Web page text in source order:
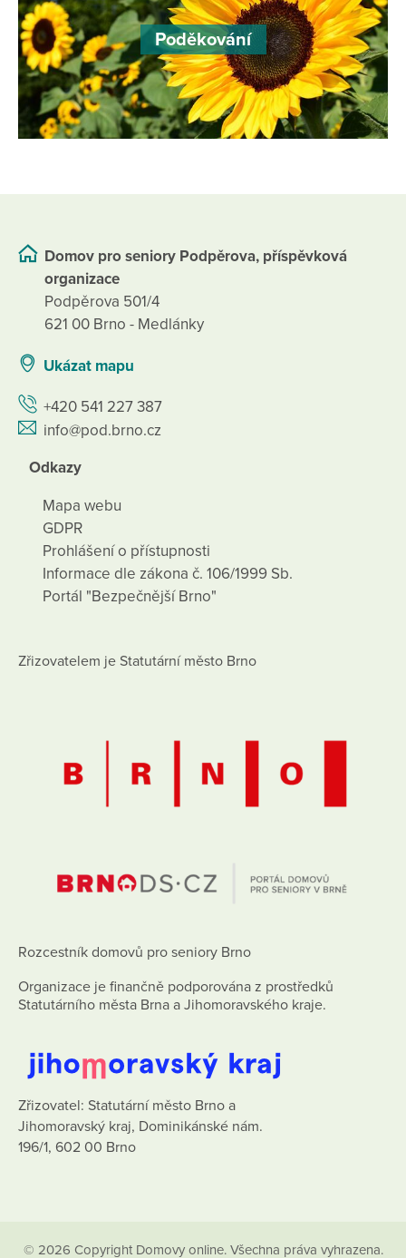
Poděkování
Domov pro seniory Podpěrova, příspěvková
organizace
Podpěrova 501/4
621 00 Brno - Medlánky
Ukázat mapu
+420 541 227 387
info@pod.brno.cz
Odkazy
Mapa webu
GDPR
Prohlášení o přístupnosti
Informace dle zákona č. 106/1999 Sb.
Portál "Bezpečnější Brno"
Zřizovatelem je Statutární město Brno
Rozcestník domovů pro seniory Brno
Organizace je finančně podporována z prostředků
Statutárního města Brna a Jihomoravského kraje.
Zřizovatel: Statutární město Brno a
Jihomoravský kraj, Dominikánské nám.
196/1, 602 00 Brno
© 2026 Copyright Domovy online. Všechna práva vyhrazena.